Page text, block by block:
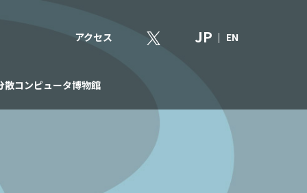
アクセス JP EN
散コンピュータ博物館